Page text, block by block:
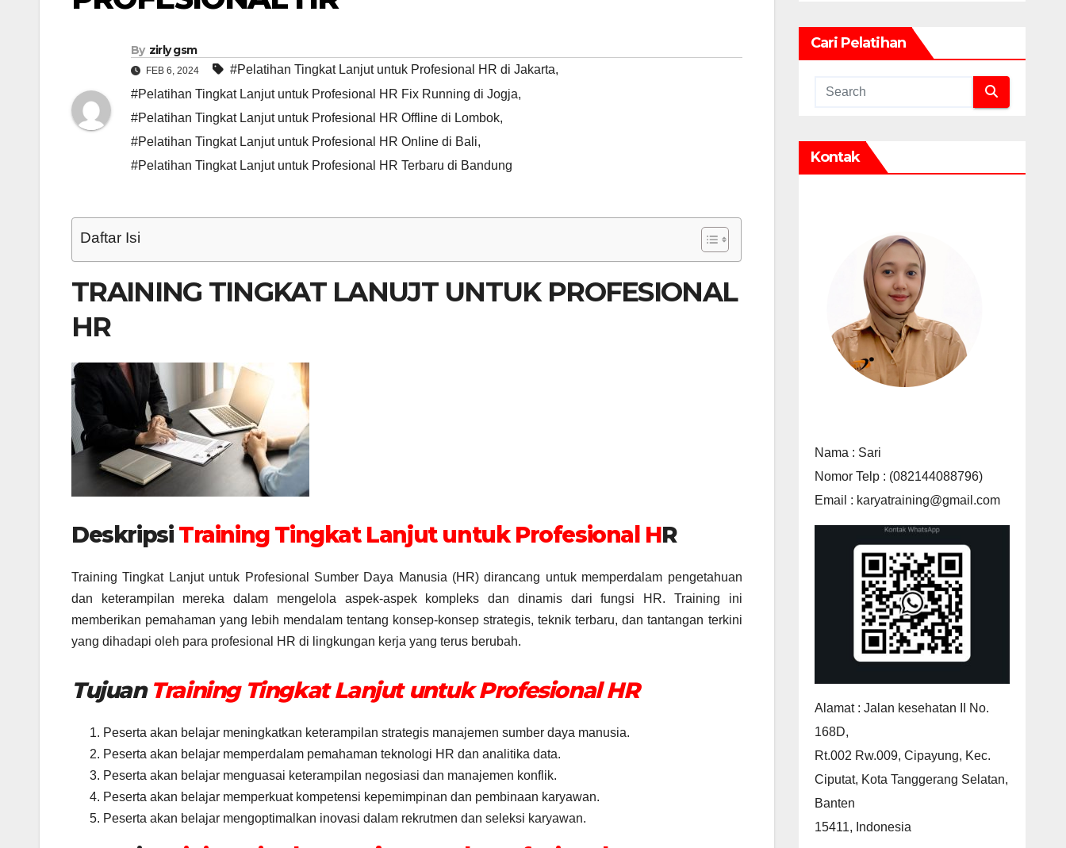
By zirly gsm
FEB 6, 2024 #Pelatihan Tingkat Lanjut untuk Profesional HR di Jakarta,
#Pelatihan Tingkat Lanjut untuk Profesional HR Fix Running di Jogja,
#Pelatihan Tingkat Lanjut untuk Profesional HR Offline di Lombok,
#Pelatihan Tingkat Lanjut untuk Profesional HR Online di Bali,
#Pelatihan Tingkat Lanjut untuk Profesional HR Terbaru di Bandung
Daftar Isi
TRAINING TINGKAT LANUJT UNTUK PROFESIONAL
HR
Deskripsi Training Tingkat Lanjut untuk Profesional HR
Training Tingkat Lanjut untuk Profesional Sumber Daya Manusia (HR) dirancang untuk memperdalam pengetahuan
dan keterampilan mereka dalam mengelola aspek-aspek kompleks dan dinamis dari fungsi HR. Training ini
memberikan pemahaman yang lebih mendalam tentang konsep-konsep strategis, teknik terbaru, dan tantangan terkini
yang dihadapi oleh para profesional HR di lingkungan kerja yang terus berubah.
Tujuan Training Tingkat Lanjut untuk Profesional HR
Peserta akan belajar meningkatkan keterampilan strategis manajemen sumber daya manusia.
Peserta akan belajar memperdalam pemahaman teknologi HR dan analitika data.
Peserta akan belajar menguasai keterampilan negosiasi dan manajemen konflik.
Peserta akan belajar memperkuat kompetensi kepemimpinan dan pembinaan karyawan.
Peserta akan belajar mengoptimalkan inovasi dalam rekrutmen dan seleksi karyawan.
Cari Pelatihan
Kontak
Nama : Sari
Nomor Telp : (082144088796)
Email : karyatraining@gmail.com
Alamat : Jalan kesehatan II No.
168D,
Rt.002 Rw.009, Cipayung, Kec.
Ciputat, Kota Tanggerang Selatan,
Banten
15411, Indonesia